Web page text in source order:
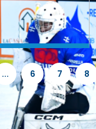
... 6 7 8